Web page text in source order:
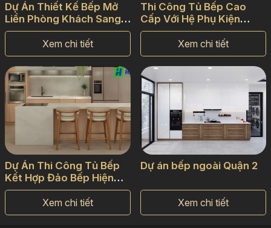
Dự Án Thiết Kế Bếp Mở
Liền Phòng Khách Sang
Trọng
Xem chi tiết
Thi Công Tủ Bếp Cao
Cấp Với Hệ Phụ Kiện
Thông Minh
Xem chi tiết
Dự Án Thi Công Tủ Bếp
Kết Hợp Đảo Bếp Hiện
Đại
Xem chi tiết
Dự án bếp ngoài Quận 2
Xem chi tiết